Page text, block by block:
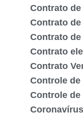
Contrato
Contrato
Contrato de
Contrato
Contrato
Controle de
Controle de
Coronavírus